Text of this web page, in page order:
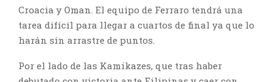
Croacia y Oman. El equipo de Ferraro tendrá una
tarea difícil para llegar a cuartos de final ya que lo
harán sin arrastre de puntos.
Por el lado de las Kamikazes, que tras haber